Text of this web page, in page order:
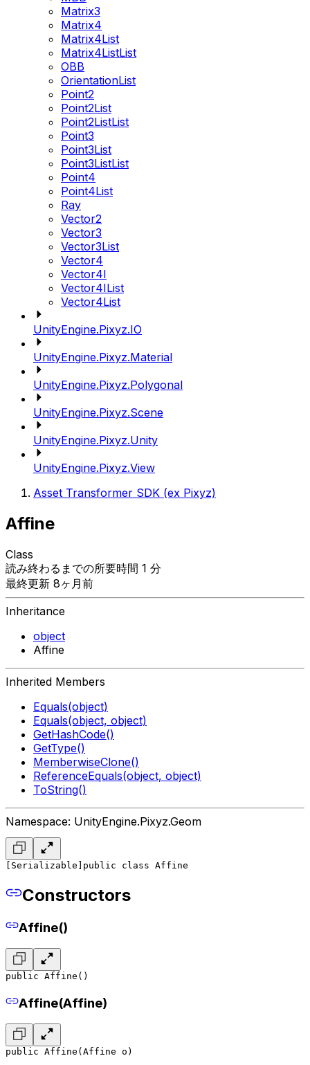
Matrix3
Matrix4
Matrix4List
Matrix4ListList
OBB
OrientationList
Point2
Point2List
Point2ListList
Point3
Point3List
Point3ListList
Point4
Point4List
Ray
Vector2
Vector3
Vector3List
Vector4
Vector4I
Vector4IList
Vector4List
UnityEngine.Pixyz.IO
UnityEngine.Pixyz.Material
UnityEngine.Pixyz.Polygonal
UnityEngine.Pixyz.Scene
UnityEngine.Pixyz.Unity
UnityEngine.Pixyz.View
Asset Transformer SDK (ex Pixyz)
Affine
Class
読み終わるまでの所要時間 1 分
最終更新 8ヶ月前
Inheritance
object
Affine
Inherited Members
Equals(object)
Equals(object, object)
GetHashCode()
GetType()
MemberwiseClone()
ReferenceEquals(object, object)
ToString()
Namespace: UnityEngine.Pixyz.Geom
[Serializable] public class Affine
Constructors
Affine()
public Affine()
Affine(Affine)
public Affine(Affine o)